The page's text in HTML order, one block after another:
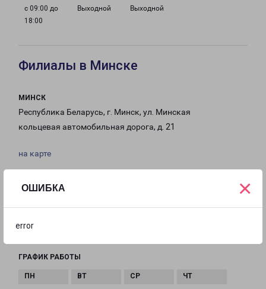
ОШИБКА
error
×
с 09:00 до
18:00
Выходной Выходной
Филиалы в Минске
МИНСК
Республика Беларусь, г. Минск, ул. Минская
кольцевая автомобильная дорога, д. 21
на карте
+375 17 33 61 999
minsk@pecom.ru
ГРАФИК РАБОТЫ